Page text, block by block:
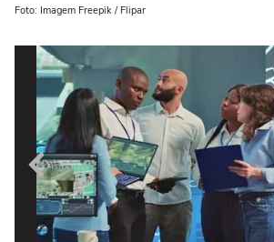
Foto: Imagem Freepik / Flipar